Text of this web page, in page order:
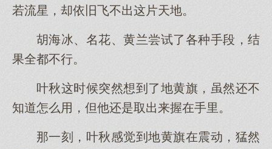
若流星，却依旧飞不出这片天地。
胡海冰、名花、黄兰尝试了各种手段，结
果全都不行。
叶秋这时候突然想到了地黄旗，虽然还不
知道怎么用，但他还是取出来握在手里。
那一刻，叶秋感觉到地黄旗在震动，猛然